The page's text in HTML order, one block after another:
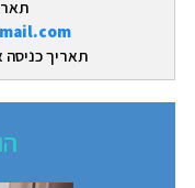
תאריך
תאריך כניסה אחרון: 2026-